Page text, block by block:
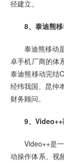
径建立。
8、泰迪熊
泰迪熊移动
卓手机厂商的体
泰迪熊移动完结
经纬我国、昆仲
财务顾问。
9、
Video++是
动操作体系、视